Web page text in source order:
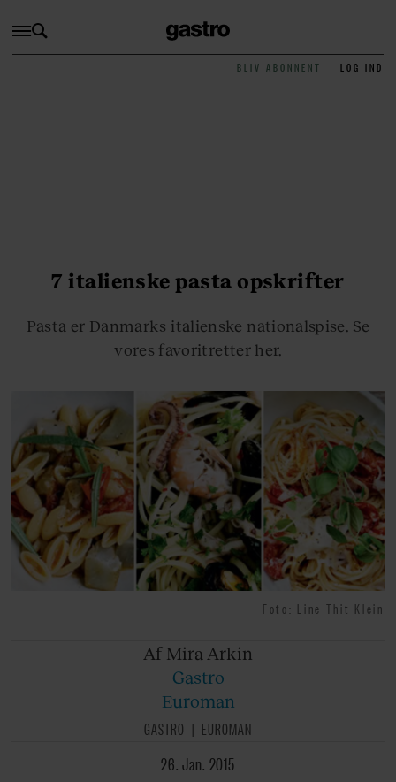
BLIV ABONNENT LOG IND
7 italienske pasta opskrifter
Pasta er Danmarks italienske nationalspise. Se
vores favoritretter her.
Foto: Line Thit Klein
Af Mira Arkin
Gastro
Euroman
GASTRO
EUROMAN
26. Jan. 2015